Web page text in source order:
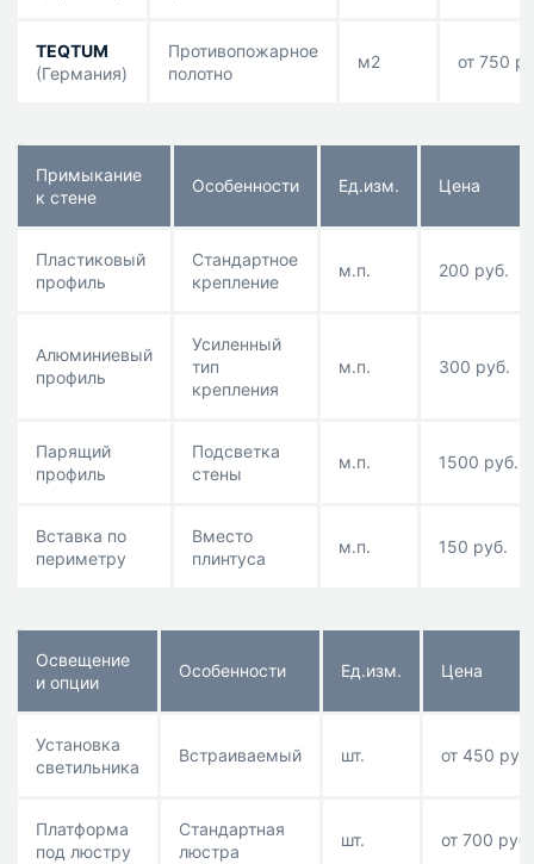
TEQTUM
(Германия)
Противопожарное
полотно
м2 от 750
Примыкание
к стене
Особенности Eд.изм. Цена
Пластиковый
профиль
Стандартное
крепление
м.п. 200 руб.
Алюминиевый
профиль
Усиленный
тип
крепления
м.п. 300 руб.
Парящий
профиль
Подсветка
стены
м.п. 1500 руб.
Вставка по
периметру
Вместо
плинтуса
м.п. 150 руб.
Освещение
и опции
Особенности Eд.изм. Цена
Установка
светильника
Встраиваемый шт. от 450 руб.
Платформа
под люстру
Стандартная
люстра
шт. от 700 руб.